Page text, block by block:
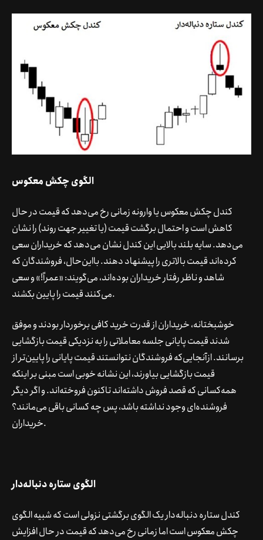
الگوی چکش معکوس
کندل چکش معکوس یا وارونه زمانی رخ می‌دهد که قیمت در حال
کاهش است و احتمال برگشت قیمت (یا تغییر جهت روند) را نشان
می‌دهد. سایه بلند بالایی این کندل نشان می‌دهد که خریداران سعی
کرده‌اند قیمت بالاتری را پیشنهاد دهند. بااین‌حال، فروشندگان که
شاهد و ناظر رفتار خریداران بوده‌اند، می‌گویند: «عمراً!» و سعی
می‌کنند قیمت را پایین بکشند.
خوشبختانه، خریداران از قدرت خرید کافی برخوردار بودند و موفق
شدند قیمت پایانی جلسه معاملاتی را به نزدیکی قیمت بازگشایی
برسانند. ازآنجایی‌که فروشندگان نتوانستند قیمت پایانی را پایین‌تر از
قیمت بازگشایی بیاورند، این نشانه خوبی است مبنی بر اینکه
همه‌کسانی که قصد فروش داشته‌اند تاکنون فروخته‌اند. و اگر دیگر
فروشنده‌ای وجود نداشته باشد، پس چه کسانی باقی می‌مانند؟
خریداران.
الگوی ستاره دنباله‌دار
کندل ستاره دنباله‌دار یک الگوی برگشتی نزولی است که شبیه الگوی
چکش معکوس است اما زمانی رخ می‌دهد که قیمت در حال افزایش